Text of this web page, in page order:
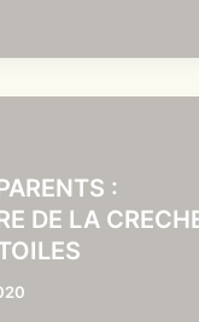
:
DE LA